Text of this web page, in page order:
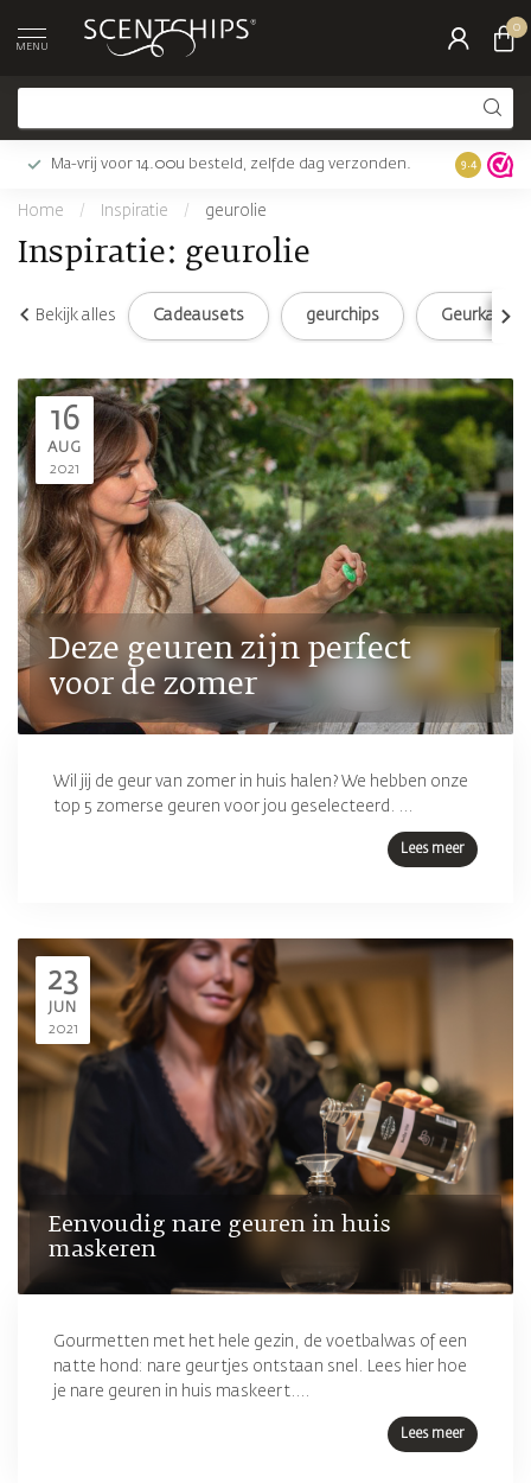
MENU
0
Ma-vrij voor 14.00u besteld, zelfde dag verzonden. Gratis
9.4
Home / Inspiratie / geurolie
Inspiratie: geurolie
Bekijk alles Cadeausets geurchips
16
AUG
2021
Deze geuren zijn perfect
voor de zomer
Wil jij de geur van zomer in huis halen? We hebben onze
top 5 zomerse geuren voor jou geselecteerd. ...
Lees meer
23
JUN
2021
Eenvoudig nare geuren in huis
maskeren
Gourmetten met het hele gezin, de voetbalwas of een
natte hond: nare geurtjes ontstaan snel. Lees hier hoe
je nare geuren in huis maskeert....
Lees meer